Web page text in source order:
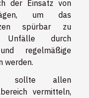
der Einsatz von
um das
spürbar zu
Unfälle durch
regelmäßige
werden.
sollte allen
vermitteln,